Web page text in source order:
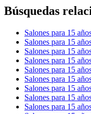
Búsquedas
Salones para 15
Salones para 15
Salones para 15
Salones para 15
Salones para 15
Salones para 15
Salones para 15
Salones para 15
Salones para 15